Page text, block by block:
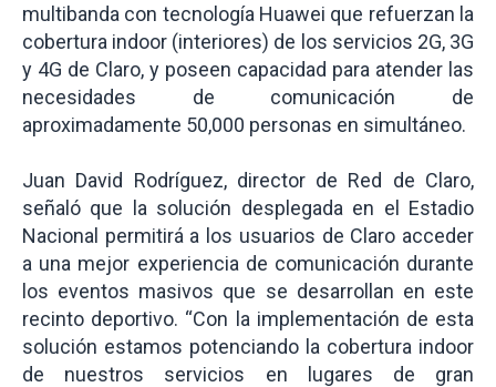
multibanda con tecnología Huawei que refuerzan la
cobertura indoor (interiores) de los servicios 2G, 3G
y 4G de Claro, y poseen capacidad para atender las
necesidades de comunicación de
aproximadamente 50,000 personas en simultáneo.
Juan David Rodríguez, director de Red de Claro,
señaló que la solución desplegada en el Estadio
Nacional permitirá a los usuarios de Claro acceder
a una mejor experiencia de comunicación durante
los eventos masivos que se desarrollan en este
recinto deportivo. “Con la implementación de esta
solución estamos potenciando la cobertura indoor
de nuestros servicios en lugares de gran